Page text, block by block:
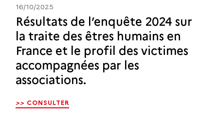
16/10/2025
Résultats de l’enquête 2024 sur
la traite des êtres humains en
France et le profil des victimes
accompagnées par les
associations.
>> CONSULTER